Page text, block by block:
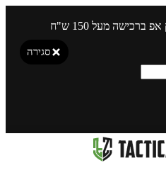
מעל 150 ש"ח
סגירה